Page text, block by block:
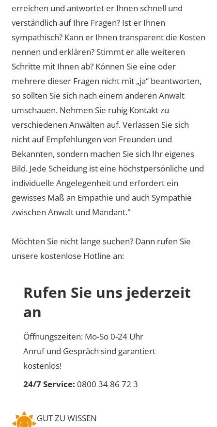
erreichen und antwortet er Ihnen schnell und
verständlich auf Ihre Fragen? Ist er Ihnen
sympathisch? Kann er Ihnen transparent die Kosten
nennen und erklären? Stimmt er alle weiteren
Schritte mit Ihnen ab? Können Sie eine oder
mehrere dieser Fragen nicht mit „ja“ beantworten,
so sollten Sie sich nach einem anderen Anwalt
umschauen. Nehmen Sie ruhig Kontakt zu
verschiedenen Anwälten auf. Verlassen Sie sich
nicht auf Empfehlungen von Freunden und
Bekannten, sondern machen Sie sich Ihr eigenes
Bild. Jede Scheidung ist eine höchstpersönliche und
individuelle Angelegenheit und erfordert ein
gewisses Maß an Empathie und auch Sympathie
zwischen Anwalt und Mandant."
Möchten Sie nicht lange suchen? Dann rufen Sie
unsere kostenlose Hotline an:
Rufen Sie uns jederzeit
an
Öffnungszeiten: Mo-So 0-24 Uhr
Anruf und Gespräch sind garantiert
kostenlos!
24/7 Service: 0800 34 86 72 3
GUT ZU WISSEN